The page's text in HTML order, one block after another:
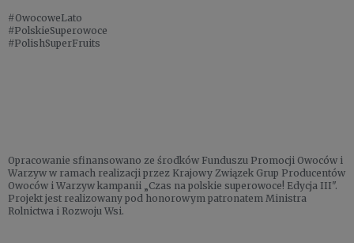
#OwocoweLato
#PolskieSuperowoce
#PolishSuperFruits
Opracowanie sfinansowano ze środków Funduszu Promocji Owoców i
Warzyw w ramach realizacji przez Krajowy Związek Grup Producentów
Owoców i Warzyw kampanii „Czas na polskie superowoce! Edycja III".
Projekt jest realizowany pod honorowym patronatem Ministra
Rolnictwa i Rozwoju Wsi.